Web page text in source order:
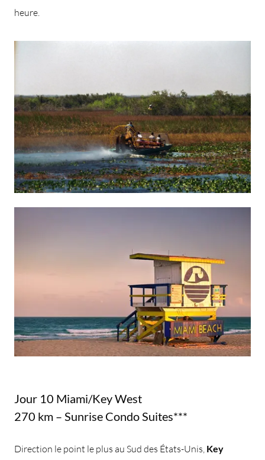
heure.
Jour 10 Miami/Key West
270 km – Sunrise Condo Suites***
Direction le point le plus au Sud des États-Unis, Key